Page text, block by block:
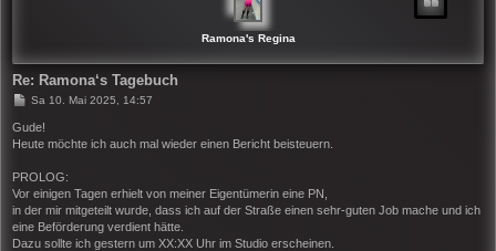
Ramona's Regina
Re: Ramona‘s Tagebuch
B
i
r
g
Sa 10. Mai 2025, 14:57
Gude!
Heute möchte ich auch mal wieder einen Bericht beisteuern.
PROLOG:
Vor einigen Tagen erhielt von meiner Eigentümerin eine PN,
in der mir mitgeteilt wurde, dass ich auf der Straße einen sehr-guten Job mache und ich
eine Beförderung verdient hätte.
Dazu sollte ich gestern um XX:XX Uhr im Studio erscheinen.